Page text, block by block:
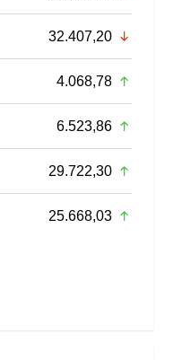
32.407,20
4.068,78
6.523,86
29.722,30
25.668,03